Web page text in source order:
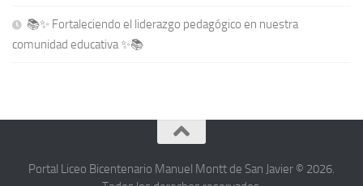
📚✨ Fortaleciendo el liderazgo pedagógico en nuestra
comunidad educativa ✨📚
Portal Liceo Bicentenario Manuel Montt de San Javier © 2026.